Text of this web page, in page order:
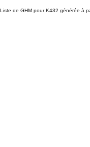
Liste de GHM pour K432 générée à